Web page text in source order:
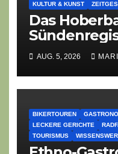
KULTUR & KUNST
Das
eines
Dorffest-
AUG. 5, 2026
BIKERTOUREN
LECKERE GERICHTE
TOURISMUS